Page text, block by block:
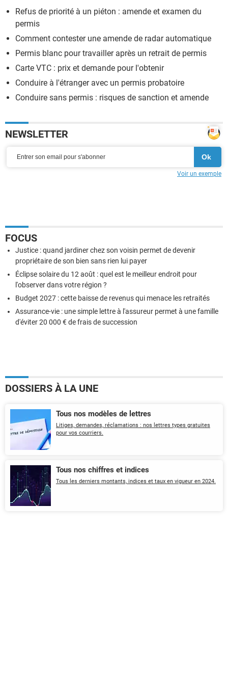
Refus de priorité à un piéton : amende et examen du
permis
Comment contester une amende de radar automatique
Permis blanc pour travailler après un retrait de permis
Carte VTC : prix et demande pour l'obtenir
Conduire à l'étranger avec un permis probatoire
Conduire sans permis : risques de sanction et amende
NEWSLETTER
Voir un exemple
FOCUS
Justice : quand jardiner chez son voisin permet de devenir
propriétaire de son bien sans rien lui payer
Éclipse solaire du 12 août : quel est le meilleur endroit pour
l'observer dans votre région ?
Budget 2027 : cette baisse de revenus qui menace les retraités
Assurance-vie : une simple lettre à l'assureur permet à une famille
d'éviter 20 000 € de frais de succession
DOSSIERS À LA UNE
Tous nos modèles de lettres
Litiges, demandes, réclamations : nos lettres types gratuites
pour vos courriers.
Tous nos chiffres et indices
Tous les derniers montants, indices et taux en vigueur en 2024.